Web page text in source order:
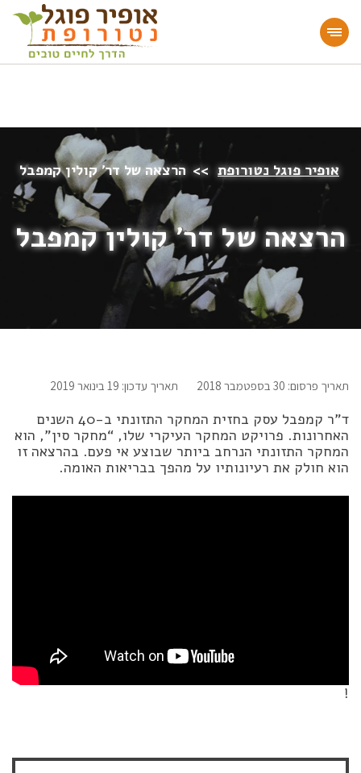
מעוניינים להעמיק או להתחיל דרך חיים בריאה?
הצטרפו לאתר!
אופיר פוגל נטורופת >> הרצאה של דר’ קולין קמפבל
הרצאה של דר’ קולין קמפבל
תאריך פרסום: 30 בספטמבר 2018 תאריך עדכון: 19 בינואר 2019
ד”ר קמפבל עסק בחזית המחקר התזונתי ב-40 השנים
האחרונות. פרויקט המחקר העיקרי שלו, “מחקר סין”, הוא
המחקר התזונתי הנרחב ביותר שבוצע אי פעם. בהרצאה זו
הוא חולק את רעיונותיו על מהפך בבריאות האומה.
!